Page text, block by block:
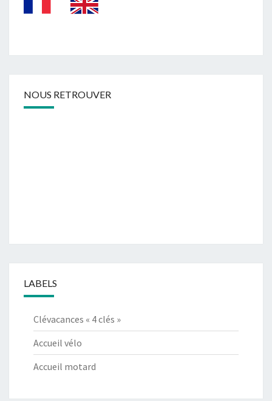
NOUS RETROUVER
LABELS
Clévacances « 4 clés »
Accueil vélo
Accueil motard